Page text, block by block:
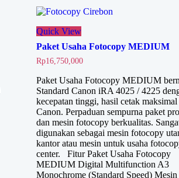
Quick View
Paket Usaha Fotocopy MEDIUM
Rp16,750,000
Paket Usaha Fotocopy MEDIUM
Standard Canon iRA 4025 / 4225
kecepatan tinggi, hasil cetak
Canon. Perpaduan sempurna paket
dan mesin fotocopy berkualitas.
digunakan sebagai mesin fotocopy
kantor atau mesin untuk usaha
center. Fitur Paket Usaha Fotocopy
MEDIUM Digital Multifunction A3
Monochrome (Standard Speed)